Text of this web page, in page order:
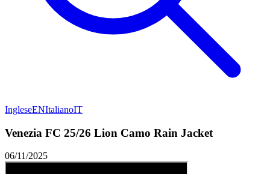
IngleseENItalianoIT
Venezia FC 25/26 Lion Camo Rain Jacket
06/11/2025